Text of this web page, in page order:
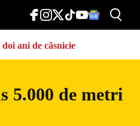
ani de căsnicie
5.000 de metri